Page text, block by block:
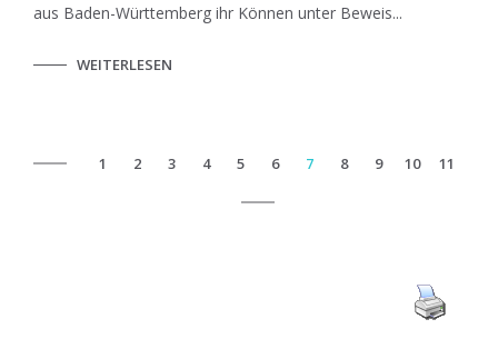
aus Baden-Württemberg ihr Können unter Beweis...
WEITERLESEN
1 2 3 4 5 6 7 8 9 10 11